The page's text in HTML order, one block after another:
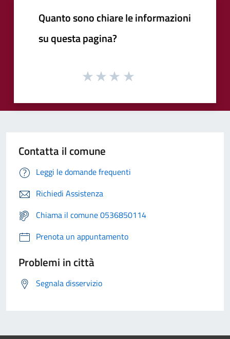
Quanto sono chiare le informazioni
su questa pagina?
Contatta il comune
Leggi le domande frequenti
Richiedi Assistenza
Chiama il comune 0536850114
Prenota un appuntamento
Problemi in città
Segnala disservizio